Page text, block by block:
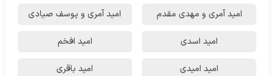
امید آمری و مهدی مقدم امید آمری و یوسف صیادی
امید اسدی امید افخم
امید امیدی امید باقری